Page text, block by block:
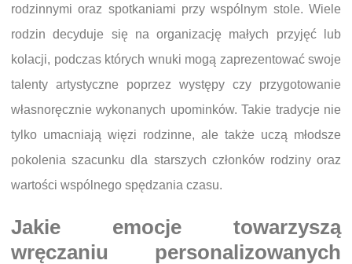
rodzinnymi oraz spotkaniami przy wspólnym stole. Wiele
rodzin decyduje się na organizację małych przyjęć lub
kolacji, podczas których wnuki mogą zaprezentować swoje
talenty artystyczne poprzez występy czy przygotowanie
własnoręcznie wykonanych upominków. Takie tradycje nie
tylko umacniają więzi rodzinne, ale także uczą młodsze
pokolenia szacunku dla starszych członków rodziny oraz
wartości wspólnego spędzania czasu.
Jakie emocje towarzyszą
wręczaniu personalizowanych